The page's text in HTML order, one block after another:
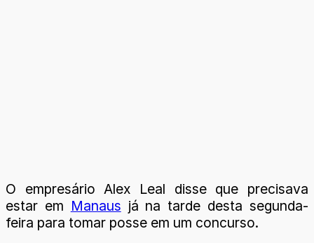
O empresário Alex Leal disse que precisava
estar em Manaus já na tarde desta segunda-
feira para tomar posse em um concurso.